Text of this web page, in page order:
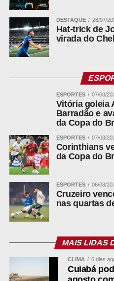
DESTAQUE 28/07/
Hat-trick de
virada do
ESPORTES 07/08/
Vitória goleia
Barradão e
da Copa do
ESPORTES 07/08/
Corinthians
da Copa do
ESPORTES 06/08/
Cruzeiro
nas quartas
MAIS LIDAS
CLIMA 6 dias
Cuiabá